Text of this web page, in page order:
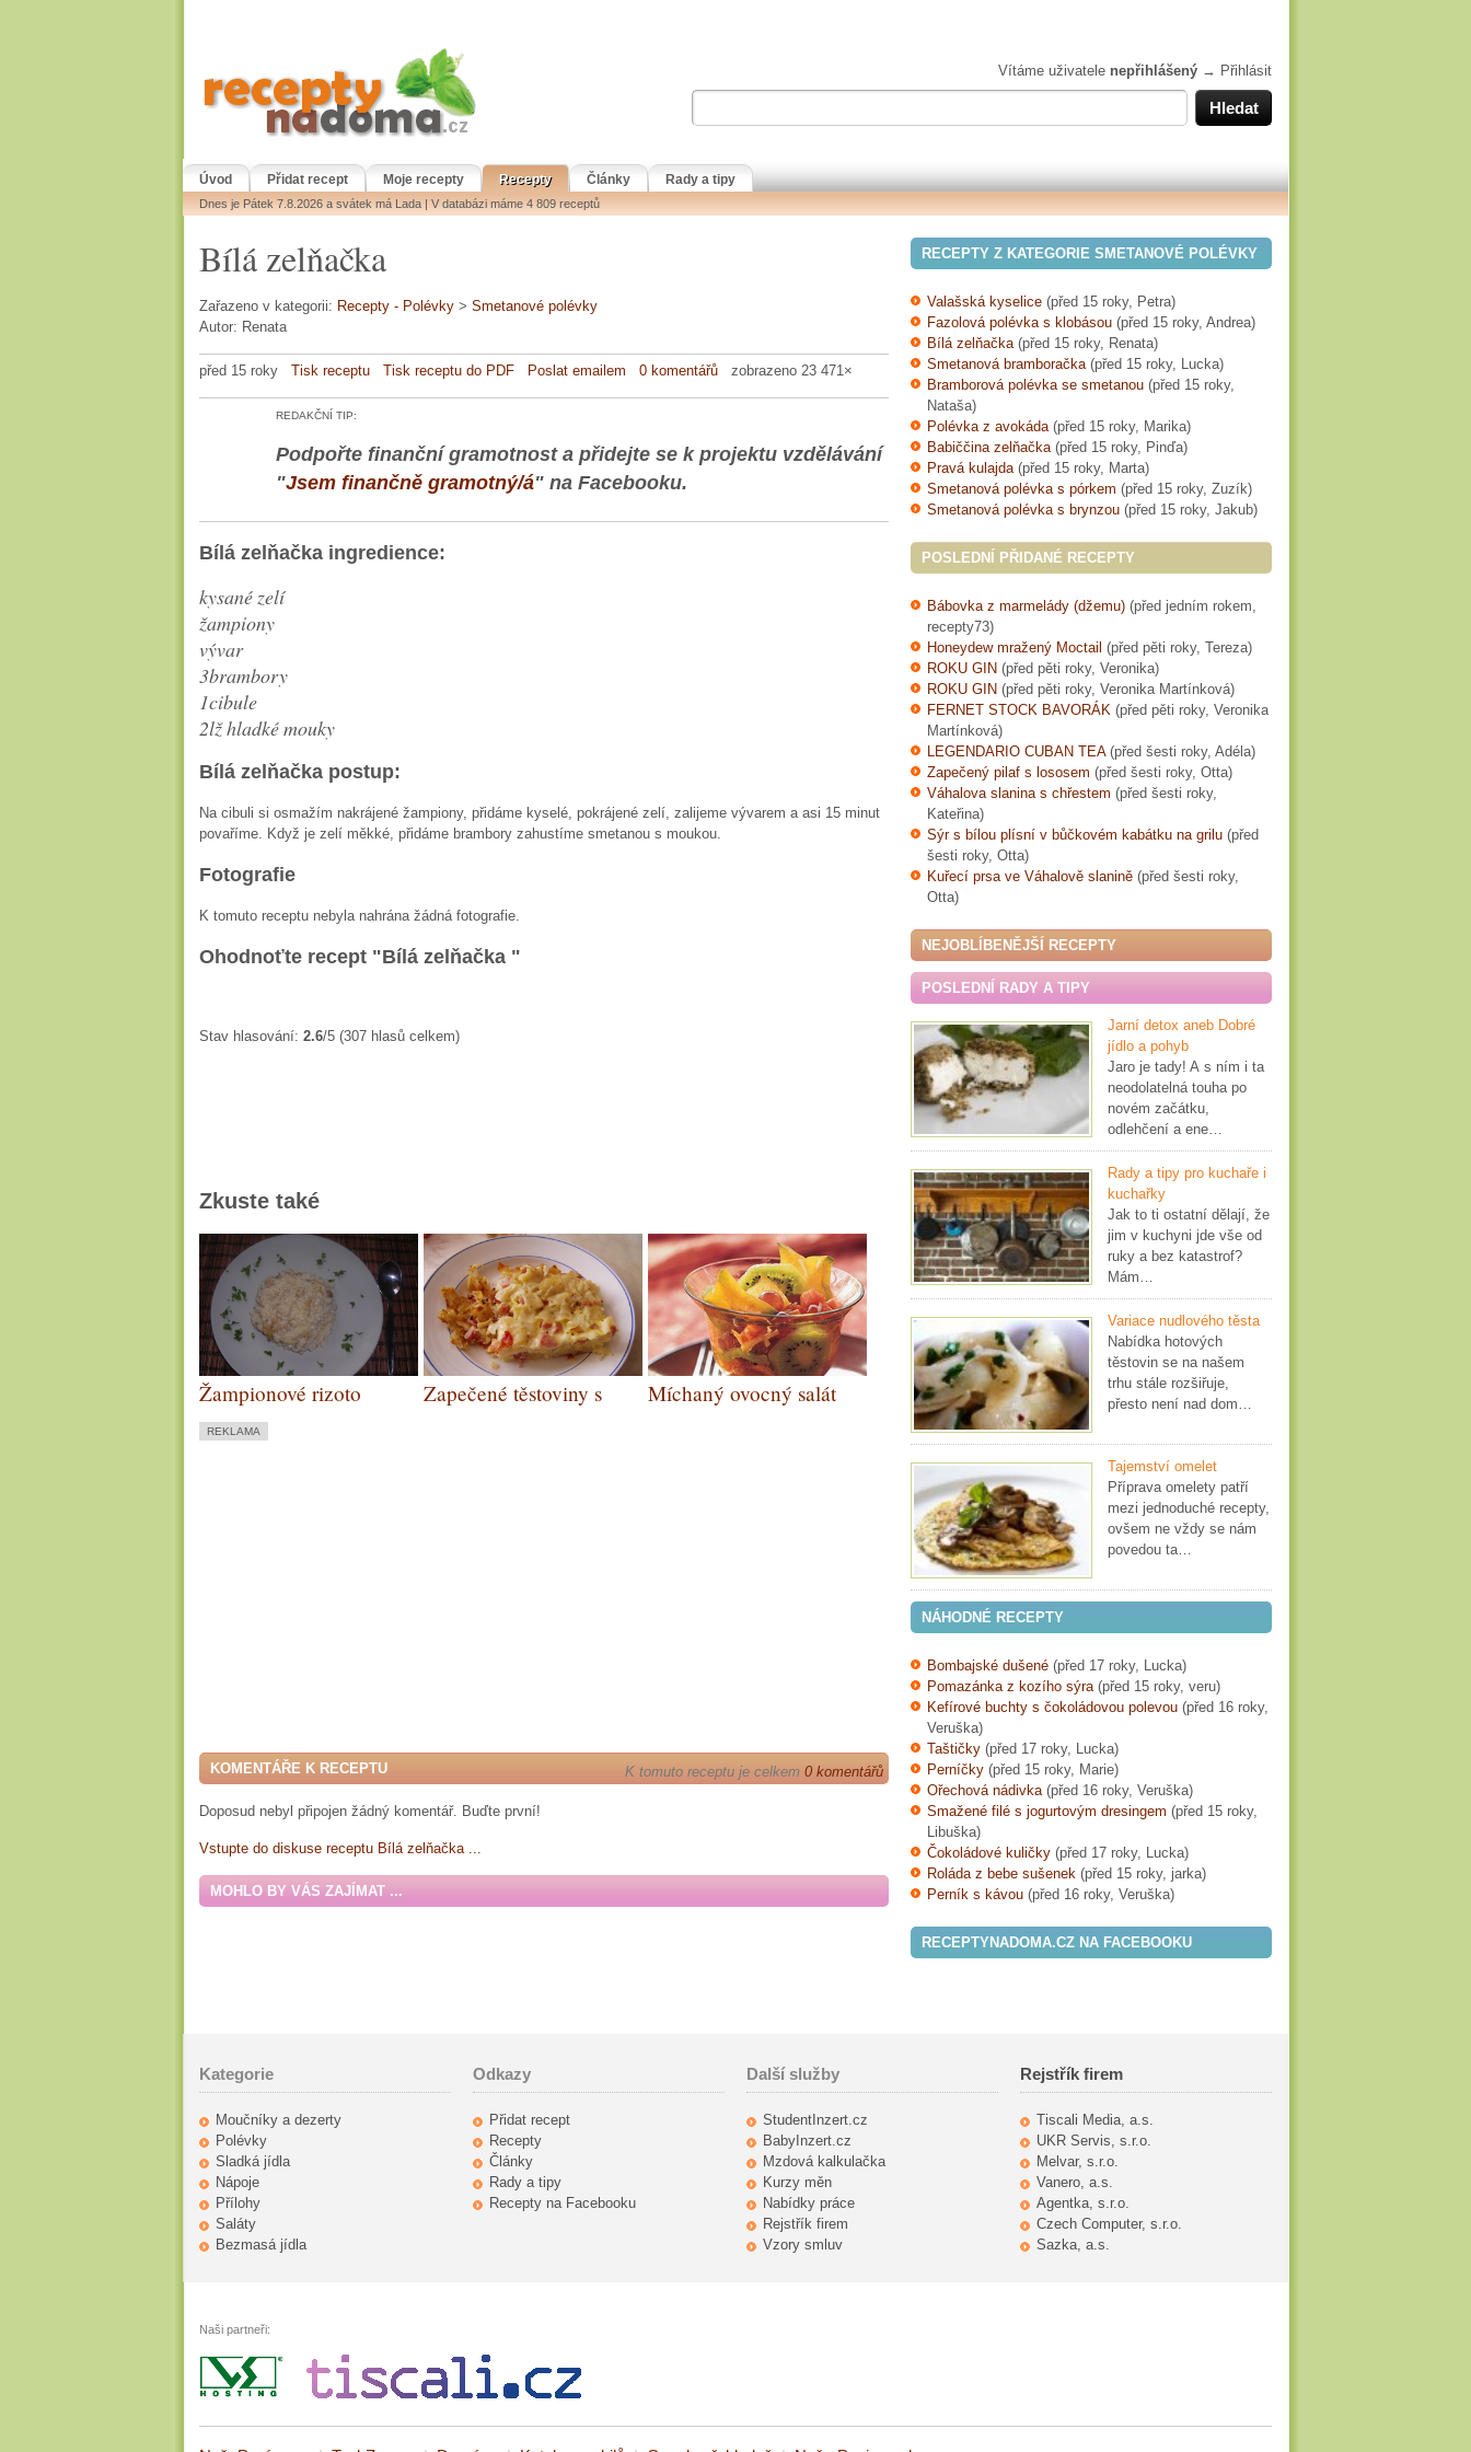
Vítáme uživatele nepřihlášený → Přihlásit
Úvod Přidat recept Moje recepty Recepty Články Rady a tipy
Dnes je Pátek 7.8.2026 a svátek má Lada | V databázi máme 4 809 receptů
Bílá zelňačka
Zařazeno v kategorii: Recepty - Polévky > Smetanové polévky
Autor: Renata
před 15 roky Tisk receptu Tisk receptu do PDF Poslat emailem 0 komentářů zobrazeno 23 471×
REDAKČNÍ TIP:
Podpořte finanční gramotnost a přidejte se k projektu vzdělávání
"Jsem finančně gramotný/á" na Facebooku.
Bílá zelňačka ingredience:
kysané zelí
žampiony
vývar
3brambory
1cibule
2lž hladké mouky
Bílá zelňačka postup:
Na cibuli si osmažím nakrájené žampiony, přidáme kyselé, pokrájené zelí, zalijeme vývarem a asi 15 minut
povaříme. Když je zelí měkké, přidáme brambory zahustíme smetanou s moukou.
Fotografie
K tomuto receptu nebyla nahrána žádná fotografie.
Ohodnoťte recept "Bílá zelňačka "
Stav hlasování: 2.6/5 (307 hlasů celkem)
Zkuste také
Žampionové rizoto
Zapečené těstoviny s
Míchaný ovocný salát
REKLAMA
KOMENTÁŘE K RECEPTU K tomuto receptu je celkem 0 komentářů
Doposud nebyl připojen žádný komentář. Buďte první!
Vstupte do diskuse receptu Bílá zelňačka ...
MOHLO BY VÁS ZAJÍMAT ...
RECEPTY Z KATEGORIE SMETANOVÉ POLÉVKY
Valašská kyselice (před 15 roky, Petra)
Fazolová polévka s klobásou (před 15 roky, Andrea)
Bílá zelňačka (před 15 roky, Renata)
Smetanová bramboračka(před 15 roky, Lucka)
Bramborová polévka se smetanou (před 15 roky,
Nataša)
Polévka z avokáda(před 15 roky, Marika)
Babiččina zelňačka(před 15 roky, Pinďa)
Pravá kulajda(před 15 roky, Marta)
Smetanová polévka s pórkem (před 15 roky, Zuzík)
Smetanová polévka s brynzou (před 15 roky, Jakub)
POSLEDNÍ PŘIDANÉ RECEPTY
Bábovka z marmelády (džemu) (před jedním rokem,
recepty73)
Honeydew mražený Moctail (před pěti roky, Tereza)
ROKU GIN (před pěti roky, Veronika)
ROKU GIN (před pěti roky, Veronika Martínková)
FERNET STOCK BAVORÁK (před pěti roky, Veronika
Martínková)
LEGENDARIO CUBAN TEA(před šesti roky, Adéla)
Zapečený pilaf s lososem (před šesti roky, Otta)
Váhalova slanina s chřestem (před šesti roky,
Kateřina)
Sýr s bílou plísní v bůčkovém kabátku na grilu (před
šesti roky, Otta)
Kuřecí prsa ve Váhalově slanině (před šesti roky,
Otta)
NEJOBLÍBENĚJŠÍ RECEPTY
POSLEDNÍ RADY A TIPY
Jarní detox aneb Dobré
jídlo a pohyb
Jaro je tady! A s ním i ta
neodolatelná touha po
novém začátku,
odlehčení a ene…
Rady a tipy pro kuchaře i
kuchařky
Jak to ti ostatní dělají, že
jim v kuchyni jde vše od
ruky a bez katastrof?
Mám…
Variace nudlového těsta
Nabídka hotových
těstovin se na našem
trhu stále rozšiřuje,
přesto není nad dom…
Tajemství omelet
Příprava omelety patří
mezi jednoduché recepty,
ovšem ne vždy se nám
povedou ta…
NÁHODNÉ RECEPTY
Bombajské dušené (před 17 roky, Lucka)
Pomazánka z kozího sýra(před 15 roky, veru)
Kefírové buchty s čokoládovou polevou (před 16 roky,
Veruška)
Taštičky (před 17 roky, Lucka)
Perníčky (před 15 roky, Marie)
Ořechová nádivka(před 16 roky, Veruška)
Smažené filé s jogurtovým dresingem (před 15 roky,
Libuška)
Čokoládové kuličky (před 17 roky, Lucka)
Roláda z bebe sušenek (před 15 roky, jarka)
Perník s kávou (před 16 roky, Veruška)
RECEPTYNADOMA.CZ NA FACEBOOKU
Kategorie
Moučníky a dezerty
Polévky
Sladká jídla
Nápoje
Přílohy
Saláty
Bezmasá jídla
Odkazy
Přidat recept
Recepty
Články
Rady a tipy
Recepty na Facebooku
Další služby
StudentInzert.cz
BabyInzert.cz
Mzdová kalkulačka
Kurzy měn
Nabídky práce
Rejstřík firem
Vzory smluv
Rejstřík firem
Tiscali Media, a.s.
UKR Servis, s.r.o.
Melvar, s.r.o.
Vanero, a.s.
Agentka, s.r.o.
Czech Computer, s.r.o.
Sazka, a.s.
Naši partneři: